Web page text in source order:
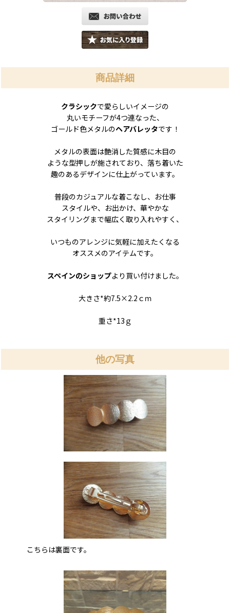
商品詳細
クラシックで愛らしいイメージの
丸いモチーフが4つ連なった、
ゴールド色メタルのヘアバレッタです！
メタルの表面は艶消した質感に木目の
ような型押しが施されており、落ち着いた
趣のあるデザインに仕上がっています。
普段のカジュアルな着こなし、お仕事
スタイルや、お出かけ、華やかな
スタイリングまで幅広く取り入れやすく、
いつものアレンジに気軽に加えたくなる
オススメのアイテムです。
スペインのショップより買い付けました。
大きさ*約7.5×2.2ｃｍ
重さ*13ｇ
他の写真
こちらは裏面です。